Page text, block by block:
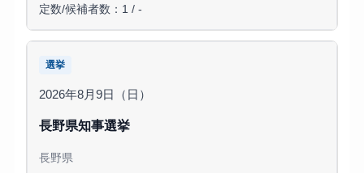
定数/候補者数：1 / -
選挙
2026年8月9日（日）
長野県知事選挙
長野県